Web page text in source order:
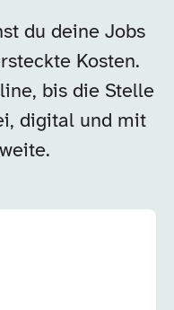
du deine Jobs
Kosten.
bis die Stelle
digital und mit